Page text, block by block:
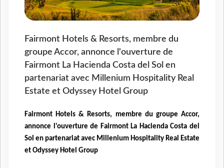
Fairmont Hotels & Resorts, membre du
groupe Accor, annonce l'ouverture de
Fairmont La Hacienda Costa del Sol en
partenariat avec Millenium Hospitality Real
Estate et Odyssey Hotel Group
Fairmont Hotels & Resorts, membre du groupe Accor,
annonce l'ouverture de Fairmont La Hacienda Costa del
Sol en partenariat avec Millenium Hospitality Real Estate
et Odyssey Hotel Group